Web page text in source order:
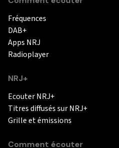
Fréquences
DAB+
Apps NRJ
Radioplayer
NRJ+
Ecouter NRJ+
Titres diffusés sur NRJ+
Grille et émissions
Comment écouter